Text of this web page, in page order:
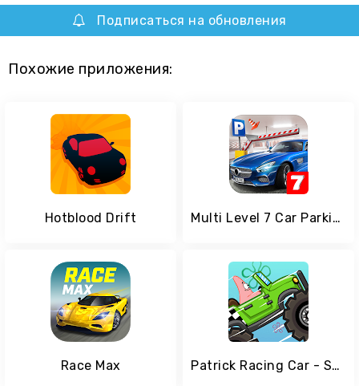
Подписаться на обновления
Похожие приложения:
Hotblood Drift Multi Level 7 Car Parking Simulator
Race Max Patrick Racing Car - Spongbob BF's